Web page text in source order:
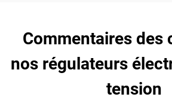
Commentaires des
nos régulateurs
tension